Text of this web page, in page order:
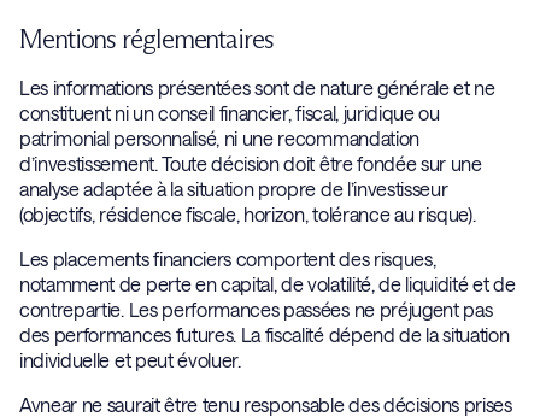
particulièrement adaptées au long terme. Elles permettent de
concentration et de s’exposer à un ensemble plus large de
moteurs de performance mondiaux.
Mentions réglementaires
Les informations présentées sont de nature générale et ne
constituent ni un conseil financier, fiscal, juridique ou
patrimonial personnalisé, ni une recommandation
d’investissement. Toute décision doit être fondée sur une
analyse adaptée à la situation propre de l’investisseur
(objectifs, résidence fiscale, horizon, tolérance au risque).
Les placements financiers comportent des risques,
notamment de perte en capital, de volatilité, de liquidité et de
contrepartie. Les performances passées ne préjugent pas
des performances futures. La fiscalité dépend de la situation
individuelle et peut évoluer.
Avnear ne saurait être tenu responsable des décisions prises